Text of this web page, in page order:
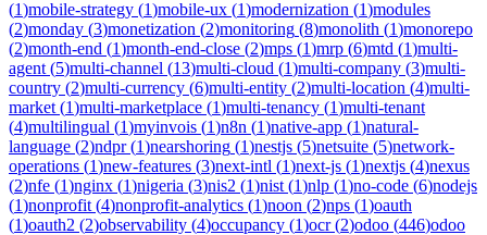
(1)mobile-strategy (1)mobile-ux (1)modernization (1)modules
(2)monday (3)monetization (2)monitoring (8)monolith (1)monorepo
(2)month-end (1)month-end-close (2)mps (1)mrp (6)mtd (1)multi-
agent (5)multi-channel (13)multi-cloud (1)multi-company (3)multi-
country (2)multi-currency (6)multi-entity (2)multi-location (4)multi-
market (1)multi-marketplace (1)multi-tenancy (1)multi-tenant
(4)multilingual (1)myinvois (1)n8n (1)native-app (1)natural-
language (2)ndpr(1)nearshoring (1)nestjs (5)netsuite (5)network-
operations (1)new-features (3)next-intl (1)next-js (1)nextjs (4)nexus
(2)nfe (1)nginx (1)nigeria (3)nis2 (1)nist (1)nlp (1)no-code (6)nodejs
(1)nonprofit (4)nonprofit-analytics (1)noon (2)nps (1)oauth
(1)oauth2 (2)observability (4)occupancy (1)ocr(2)odoo (446)odoo